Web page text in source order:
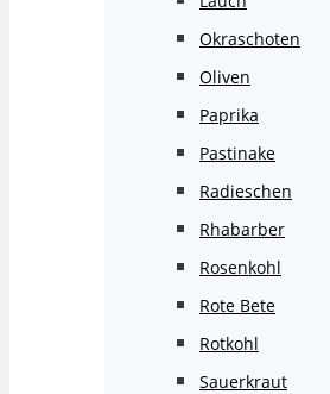
Okraschoten
Oliven
Paprika
Pastinake
Radieschen
Rhabarber
Rosenkohl
Rote Bete
Rotkohl
Sauerkraut